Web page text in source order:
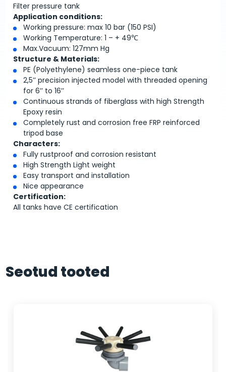
Filter pressure tank
Application conditions:
Working pressure: max 10 bar (150 PSI)
Working Temperature: 1 – + 49℃
Max.Vacuum: 127mm Hg
Structure & Materials:
PE (Polyethylene) seamless one-piece tank
2,5’’ precision injected model with threaded opening
for 6’’ to 16’’
Continuous strands of fiberglass with high Strength
Epoxy resin
Completely rust and corrosion free FRP reinforced
tripod base
Characters:
Fully rustproof and corrosion resistant
High Strength Light weight
Easy transport and installation
Nice appearance
Certification:
All tanks have CE certification
Seotud tooted